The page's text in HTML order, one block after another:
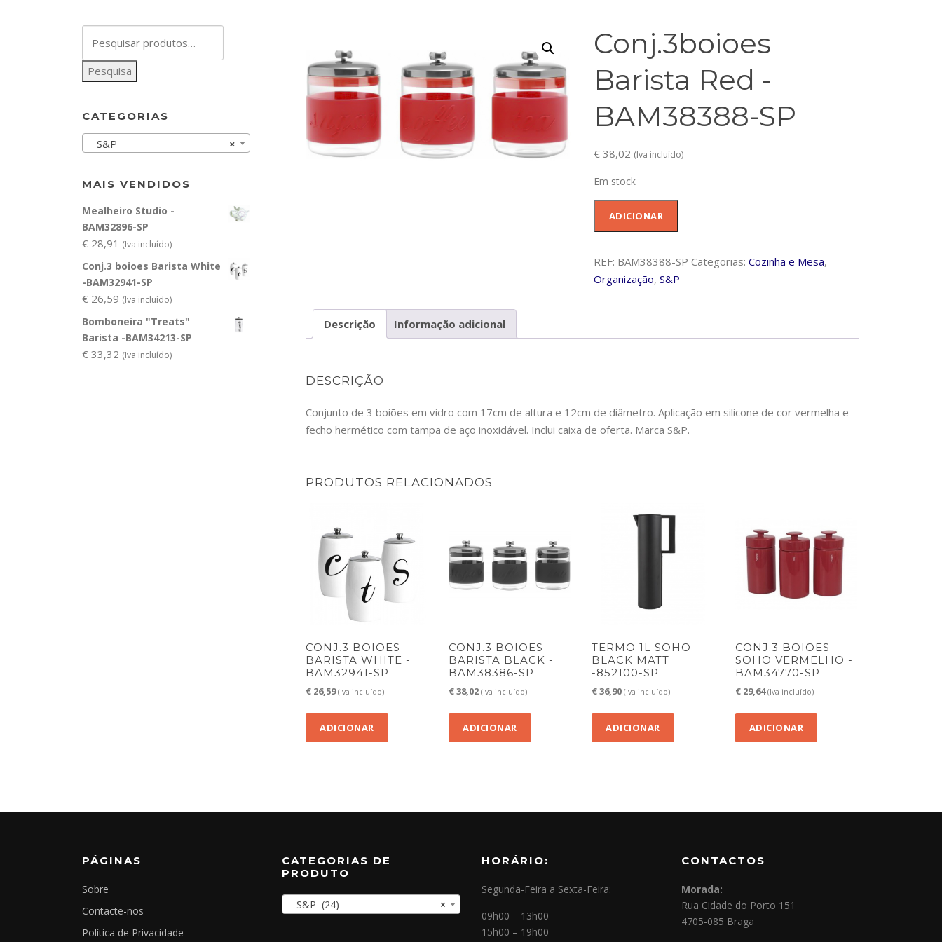
Conj.3boioes
Barista Red -
BAM38388-SP
€38,02 (Iva incluído)
Em stock
Barista
Red
ADICIONAR
REF: BAM38388-SP Categorias: Cozinha e Mesa,
Organização, S&P
Descrição Informação adicional
DESCRIÇÃO
Conjunto de 3 boiões em vidro com 17cm de altura e 12cm de diâmetro. Aplicação em silicone de cor vermelha e
fecho hermético com tampa de aço inoxidável. Inclui caixa de oferta. Marca S&P.
PRODUTOS RELACIONADOS
CONJ.3 BOIOES
BARISTA WHITE -
BAM32941-SP
€ 26,59 (Iva incluído)
ADICIONAR
CONJ.3 BOIOES
BARISTA BLACK -
BAM38386-SP
€38,02 (Iva incluído)
ADICIONAR
TERMO 1L SOHO
BLACK MATT
-852100-SP
€36,90 (Iva incluído)
ADICIONAR
CONJ.3 BOIOES
SOHO VERMELHO -
BAM34770-SP
€29,64 (Iva incluído)
ADICIONAR
por:
Pesquisa
CATEGORIAS
×
S&P
MAIS VENDIDOS
Mealheiro Studio -
BAM32896-SP
€ 28,91 (Iva incluído)
Conj.3 boioes Barista White
-BAM32941-SP
€ 26,59 (Iva incluído)
Bomboneira "Treats"
Barista -BAM34213-SP
€ 33,32 (Iva incluído)
PÁGINAS
Sobre
Contacte-nos
Política de Privacidade
CATEGORIAS DE
PRODUTO
×
S&P (24)
HORÁRIO:
Segunda-Feira a Sexta-Feira:
09h00 – 13h00
15h00 – 19h00
CONTACTOS
Morada:
Rua Cidade do Porto 151
4705-085 Braga